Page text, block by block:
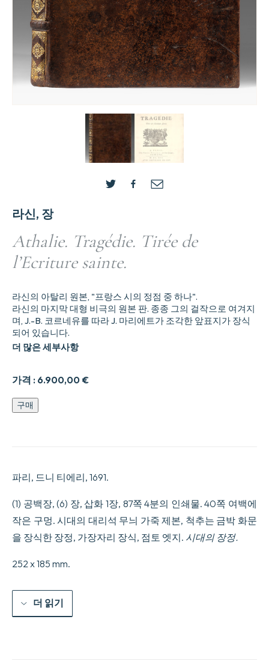
라신, 장
Athalie. Tragédie. Tirée de
l’Ecriture sainte.
가격 : 6.900,00 €
라신의 아탈리 원본, "프랑스 시의 정점 중 하나".
라신의 마지막 대형 비극의 원본 판. 종종 그의 걸작으로 여겨지
며, J.-B. 코르네유를 따라 J. 마리에트가 조각한 앞표지가 장식
되어 있습니다.
더 많은 세부사항
아
탈
경
에
따
온
이
야
수
구매
파리, 드니 티에리, 1691.
(1) 공백장, (6) 장, 삽화 1장, 87쪽 4분의 인쇄물. 40쪽 여백에
작은 구멍. 시대의 대리석 무늬 가죽 제본, 척추는 금박 화문
을 장식한 장정, 가장자리 장식, 점토 엣지. 시대의 장정.
252 x 185 mm.
더 읽기